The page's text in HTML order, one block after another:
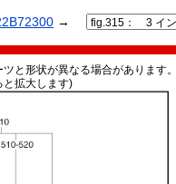
→
と形状が異なる場合があります
と拡大します)